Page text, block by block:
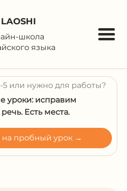
школа
языка
5 или нужно для работы?
уроки: исправим
Есть места.
на пробный урок →